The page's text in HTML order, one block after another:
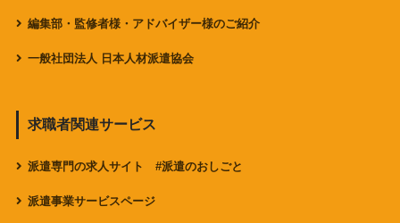
編集部・監修者様・アドバイザー様のご紹介
一般社団法人 日本人材派遣協会
求職者関連サービス
派遣専門の求人サイト #派遣のおしごと
派遣事業サービスページ